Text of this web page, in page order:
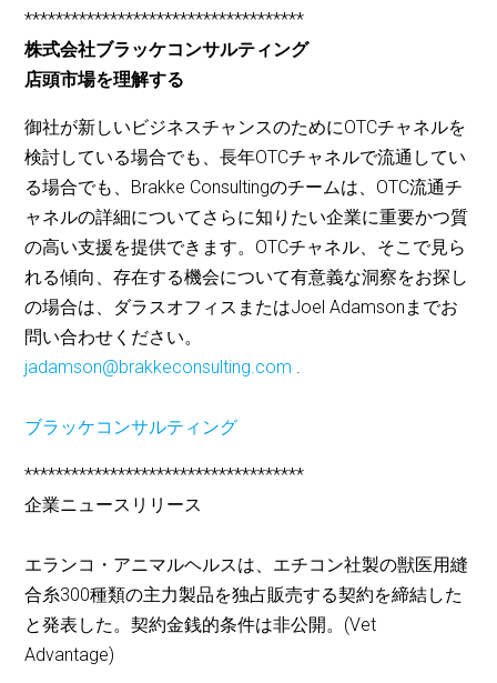
************************************
株式会社ブラッケコンサルティング
店頭市場を理解する
御社が新しいビジネスチャンスのためにOTCチャネルを
検討している場合でも、長年OTCチャネルで流通してい
る場合でも、Brakke Consultingのチームは、OTC流通チ
ャネルの詳細についてさらに知りたい企業に重要かつ質
の高い支援を提供できます。OTCチャネル、そこで見ら
れる傾向、存在する機会について有意義な洞察をお探し
の場合は、ダラスオフィスまたはJoel Adamsonまでお
問い合わせください。
jadamson@brakkeconsulting.com .
ブラッケコンサルティング
************************************
企業ニュースリリース
エランコ・アニマルヘルスは、エチコン社製の獣医用縫
合糸300種類の主力製品を独占販売する契約を締結した
と発表した。契約金銭的条件は非公開。(Vet
Advantage)